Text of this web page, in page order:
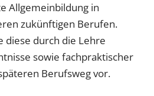
Allgemeinbildung in
zukünftigen Berufen.
diese durch die Lehre
sowie fachpraktischer
Berufsweg vor.